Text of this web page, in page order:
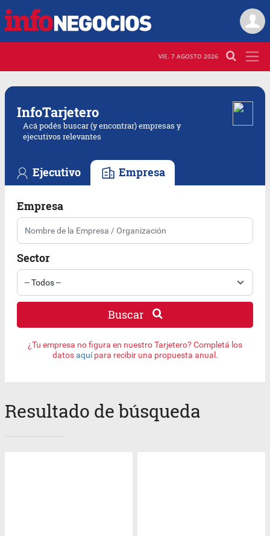
VIE. 7 AGOSTO 2026
InfoTarjetero
Acá podés buscar (y encontrar) empresas y
ejecutivos relevantes
Ejecutivo Empresa
Empresa
Sector
Buscar
¿Tu empresa no figura en nuestro Tarjetero? Completá los
datosaquípara recibir una propuesta anual.
Resultado de búsqueda